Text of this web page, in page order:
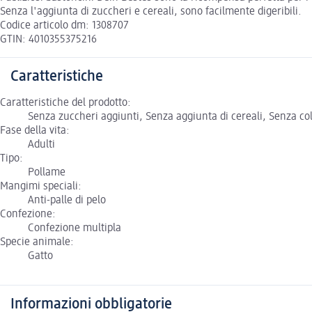
Senza l'aggiunta di zuccheri e cereali, sono facilmente digeribili.
Codice articolo dm: 1308707
GTIN: 4010355375216
Caratteristiche
Caratteristiche del prodotto:
Senza zuccheri aggiunti, Senza aggiunta di cereali, Senza
Fase della vita:
Adulti
Tipo:
Pollame
Mangimi speciali:
Anti-palle di pelo
Confezione:
Confezione multipla
Specie animale:
Gatto
Informazioni obbligatorie